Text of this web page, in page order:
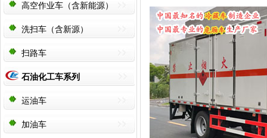
高空作业车（含新能源）
洗扫车（含新源）
扫路车
石油化工车系列
运油车
加油车